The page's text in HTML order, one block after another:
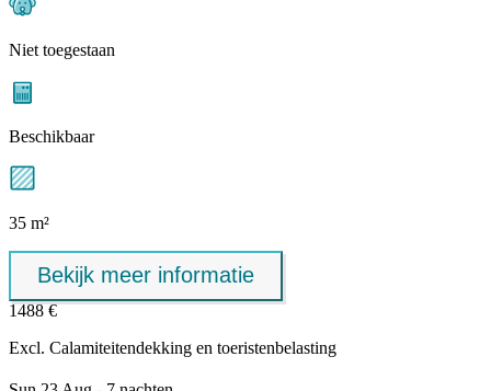
Niet toegestaan
Beschikbaar
35 m²
Bekijk meer informatie
1488 €
Excl. Calamiteitendekking en toeristenbelasting